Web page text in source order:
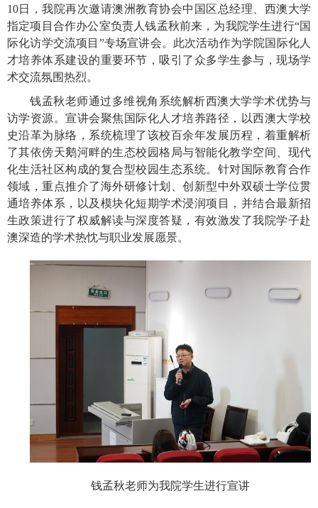
10日，我院再次邀请澳洲教育协会中国区总经理、西澳大学
指定项目合作办公室负责人钱孟秋前来，为我院学生进行“国
际化访学交流项目”专场宣讲会。此次活动作为学院国际化人
才培养体系建设的重要环节，吸引了众多学生参与，现场学
术交流氛围热烈。
钱孟秋老师通过多维视角系统解析西澳大学学术优势与
访学资源。宣讲会聚焦国际化人才培养路径，以西澳大学校
史沿革为脉络，系统梳理了该校百余年发展历程，着重解析
了其依傍天鹅河畔的生态校园格局与智能化教学空间、现代
化生活社区构成的复合型校园生态系统。针对国际教育合作
领域，重点推介了海外研修计划、创新型中外双硕士学位贯
通培养体系，以及模块化短期学术浸润项目，并结合最新招
生政策进行了权威解读与深度答疑 ， 有效激发了我院学子赴
澳深造的学术热忱与职业发展愿景。
钱孟秋老师为我院学生进行宣讲